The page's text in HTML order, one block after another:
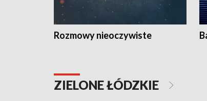
Rozmowy nieoczywiste
ZIELONE ŁÓDZKIE